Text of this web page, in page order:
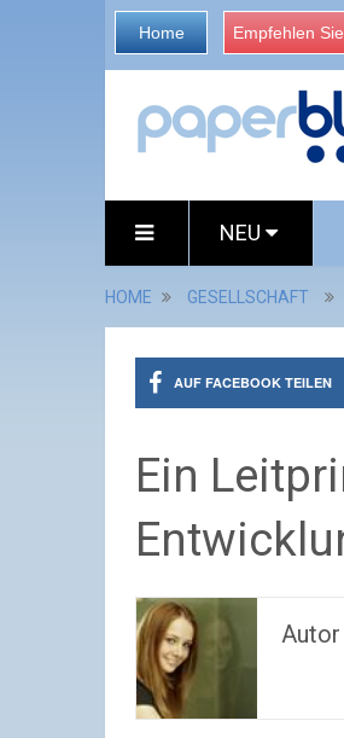
Home Empfehlen
NEU
HOME GESELLSCHAFT
AUF FACEBOOK TEILEN
Ein